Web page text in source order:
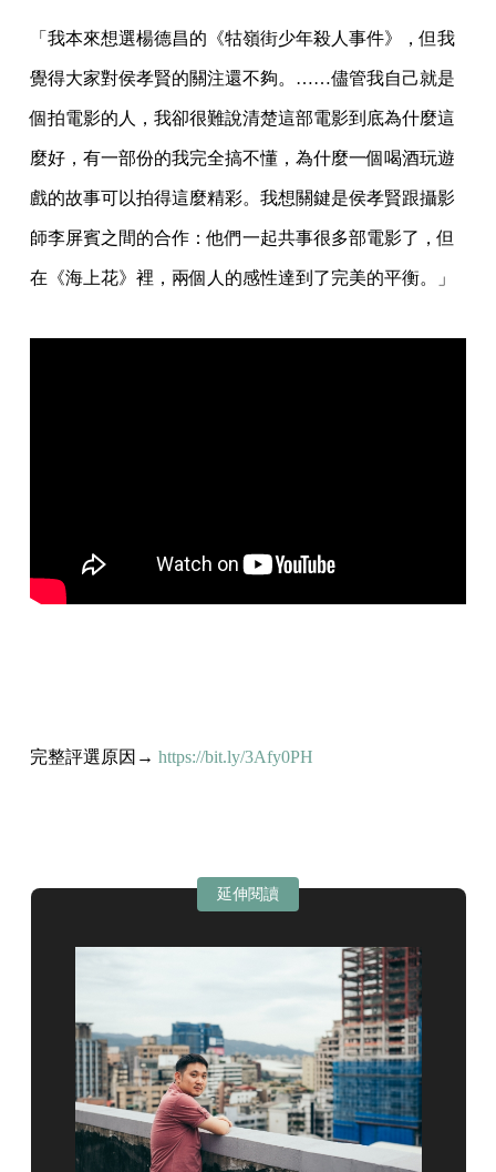
「我本來想選楊德昌的《牯嶺街少年殺人事件》，但我
覺得大家對侯孝賢的關注還不夠。……儘管我自己就是
個拍電影的人，我卻很難說清楚這部電影到底為什麼這
麼好，有一部份的我完全搞不懂，為什麼一個喝酒玩遊
戲的故事可以拍得這麼精彩。我想關鍵是侯孝賢跟攝影
師李屏賓之間的合作：他們一起共事很多部電影了，但
在《海上花》裡，兩個人的感性達到了完美的平衡。」
完整評選原因→ https://bit.ly/3Afy0PH
延伸閱讀